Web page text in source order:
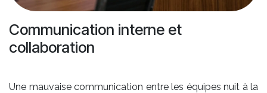
Communication interne et
collaboration
Une mauvaise communication entre les équipes nuit à la